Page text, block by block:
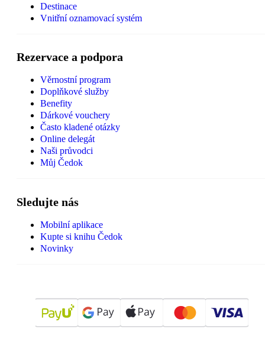
Destinace
Vnitřní oznamovací systém
Rezervace a podpora
Věrnostní program
Doplňkové služby
Benefity
Dárkové vouchery
Často kladené otázky
Online delegát
Naši průvodci
Můj Čedok
Sledujte nás
Mobilní aplikace
Kupte si knihu Čedok
Novinky